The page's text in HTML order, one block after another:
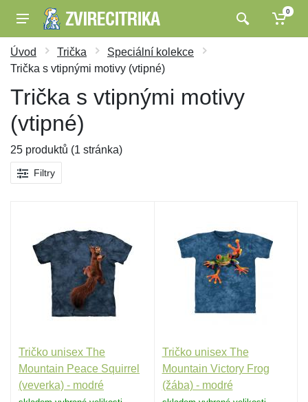
0
Úvod Trička
Speciální kolekce
Trička s vtipnými motivy (vtipné)
Trička s vtipnými motivy
(vtipné)
25 produktů (1 stránka)
Filtry
Tričko unisex The
Mountain Peace Squirrel
(veverka) - modré
Tričko unisex The
Mountain Victory Frog
(žába) - modré